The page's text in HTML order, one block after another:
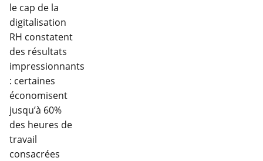
le cap de la
digitalisation
RH constatent
des résultats
impressionnants
: certaines
économisent
jusqu’à 60%
des heures de
travail
consacrées